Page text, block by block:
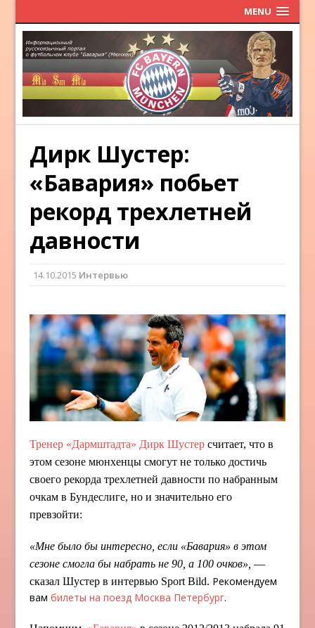
MENU
Дирк Шустер:
«Бавария» побьет
рекорд трехлетней
давности
14.10.2015 Интервью
Тренер «Дармштадта» Дирк Шустер считает, что в
этом сезоне мюнхенцы смогут не только достичь
своего рекорда трехлетней давности по набранным
очкам в Бундеслиге, но и значительно его
превзойти:
«Мне было бы интересно, если «Бавария» в этом
сезоне смогла бы набрать не 90, а 100 очков», —
сказал Шустер в интервью Sport Bild. Рекомендуем
вамбилеты на поезд Москва Петербург.